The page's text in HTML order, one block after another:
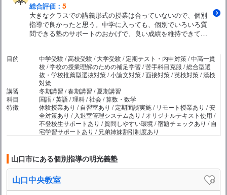
総合評価： 5
大きなクラスでの講義形式の授業は合っていないので、個別
指導で良かったと思う。中学に入っても、個別でいろいろ質
問できる塾のサポートのおかげで、良い成績を維持できてい
目的
中学受験 / 高校受験 / 大学受験 / 定期テスト・内申対策 / 中高一貫
校 / 学校の授業理解のための補足学習 / 苦手科目克服 / 総合型選
抜・学校推薦型選抜対策 / 小論文対策 / 面接対策 / 英検対策 / 漢検
対策
講習
冬期講習 / 春期講習 / 夏期講習
科目
国語 / 英語 / 理科 / 社会 / 算数・数学
特徴
体験授業あり / 自習室あり / 定期面談実施 / リモート授業あり / 安
全対策あり / 入退室管理システムあり / オリジナルテキスト使用 /
不登校生サポートあり / 質問しやすい環境 / 宿題チェックあり / 自
宅学習サポートあり / 兄弟姉妹割引制度あり
山口市にある個別指導の明光義塾
山口中央教室